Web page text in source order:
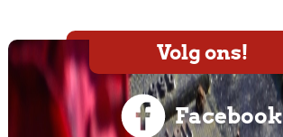
Volg ons!
Facebook